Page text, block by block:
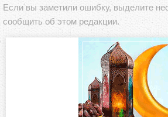
Если вы заметили ошибку, выделите
сообщить об этом редакции.